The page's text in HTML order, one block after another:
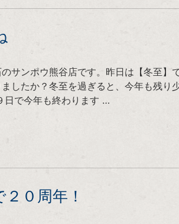
サンポウ熊谷店です。昨日は【冬至】で
したか？冬至を過ぎると、今年も残り
日で今年も終わります …
０周年！